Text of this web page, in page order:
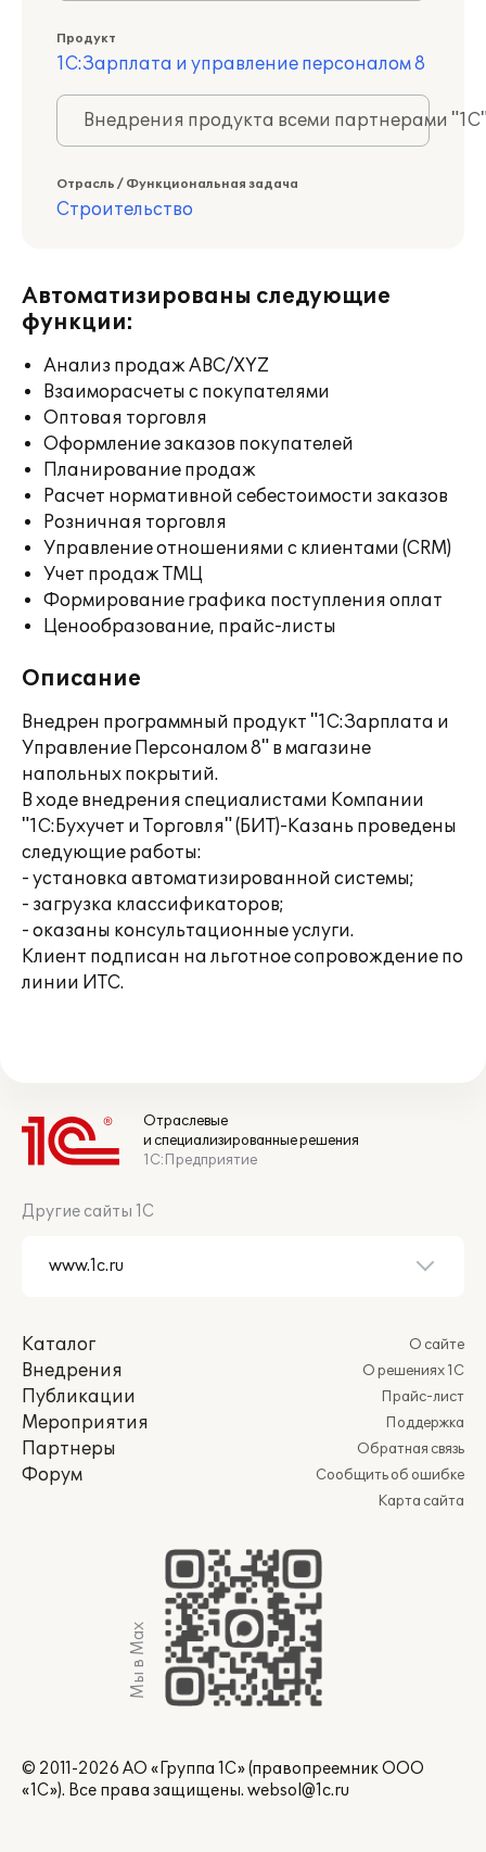
Продукт
1С:Зарплата и управление персоналом 8
Внедрения продукта всеми партнерами
Отрасль / Функциональная задача
Строительство
Автоматизированы следующие
функции:
Анализ продаж ABC/XYZ
Взаиморасчеты с покупателями
Оптовая торговля
Оформление заказов покупателей
Планирование продаж
Расчет нормативной себестоимости заказов
Розничная торговля
Управление отношениями с клиентами (CRM)
Учет продаж ТМЦ
Формирование графика поступления оплат
Ценообразование, прайс-листы
Описание
Внедрен программный продукт "1С:Зарплата и
Управление Персоналом 8" в магазине
напольных покрытий.
В ходе внедрения специалистами Компании
"1С:Бухучет и Торговля" (БИТ)-Казань проведены
следующие работы:
- установка автоматизированной системы;
- загрузка классификаторов;
- оказаны консультационные услуги.
Клиент подписан на льготное сопровождение по
линии ИТС.
Отраслевые
и специализированные решения
1С:Предприятие
Другие сайты 1С
Каталог
Внедрения
Публикации
Мероприятия
Партнеры
Форум
О сайте
О решениях 1С
Прайс-лист
Поддержка
Обратная связь
Сообщить об ошибке
Карта сайта
Мы в Max
© 2011-2026 АО «Группа 1С» (правопреемник ООО
«1С»). Все права защищены. websol@1c.ru